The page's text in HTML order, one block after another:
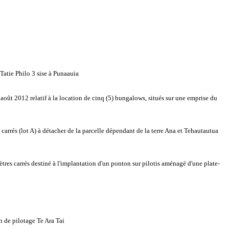
Philo 3 sise à Punaauia
2012 relatif à la location de cinq (5) bungalows, situés sur une emprise du
(lot A) à détacher de la parcelle dépendant de la terre Ana et Tehautautua
carrés destiné à l'implantation d'un ponton sur pilotis aménagé d'une plate-
pilotage Te Ara Tai